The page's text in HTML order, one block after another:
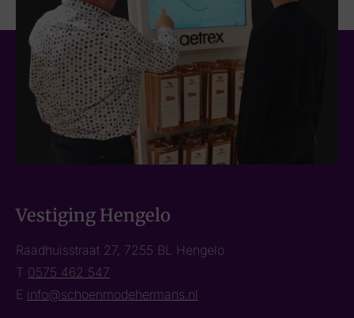
Vestiging Hengelo
Raadhuisstraat 27, 7255 BL Hengelo
T 0575 462 547
E info@schoenmodehermans.nl